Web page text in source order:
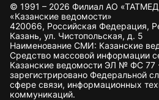
© 1991 – 2026 Филиал АО
«Казанские ведомости»
420066, Российская Федерация,
Казань, ул. Чистопольская, д. 5
Наименование СМИ: Казанские
Средство массовой информации
Казанские ведомости ЭЛ № ФС 77
зарегистрировано Федеральной
сфере связи, информационных
коммуникаций.